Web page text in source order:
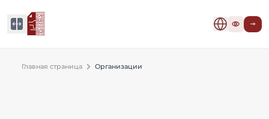
Главная страница Организации